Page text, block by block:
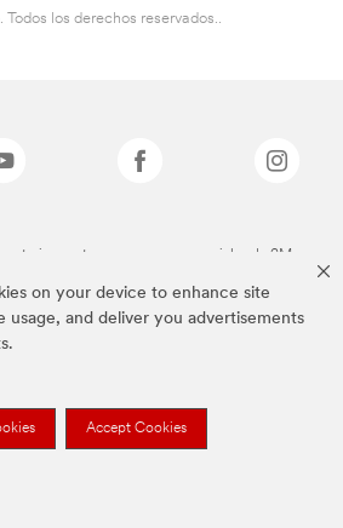
on your device to enhance site
usage, and deliver you advertisements
Accept Cookies
los derechos reservados..
anteriormente son marcas comerciales de 3M.